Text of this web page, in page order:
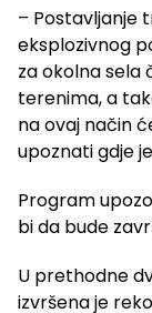
– Postavljanje
eksplozivnog
za okolna sela
terenima, a
na ovaj način
upoznati gdje
Program
bi da bude
U prethodne
izvršena je